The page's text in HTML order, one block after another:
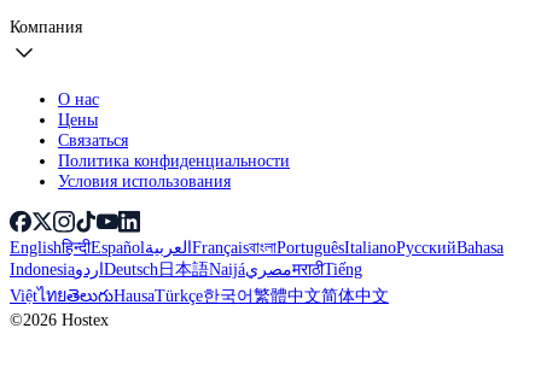
Компания
О нас
Цены
Связаться
Политика конфиденциальности
Условия использования
Englishहिन्दीEspañolالعربيةFrançaisবাংলাPortuguêsItalianoРусскийBahasa
IndonesiaاردوDeutsch日本語NaijáمصريमराठीTiếng
ViệtไทยతెలుగుHausaTürkçe한국어繁體中文简体中文
©2026 Hostex